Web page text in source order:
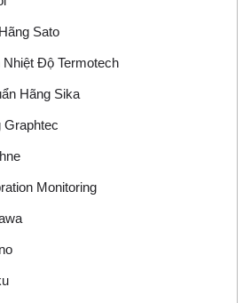
Sato
Độ Termotech
Hãng Sika
Graphtec
Monitoring